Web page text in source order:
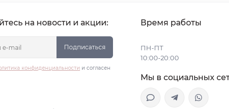
на новости и акции:
Подписаться
конфиденциальности и согласен
Время работы
ПН-ПТ
10:00-20:00
Мы в социальных